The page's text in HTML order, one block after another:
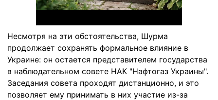
Несмотря на эти обстоятельства, Шурма
продолжает сохранять формальное влияние в
Украине: он остается представителем государства
в наблюдательном совете НАК "Нафтогаз Украины".
Заседания совета проходят дистанционно, и это
позволяет ему принимать в них участие из-за